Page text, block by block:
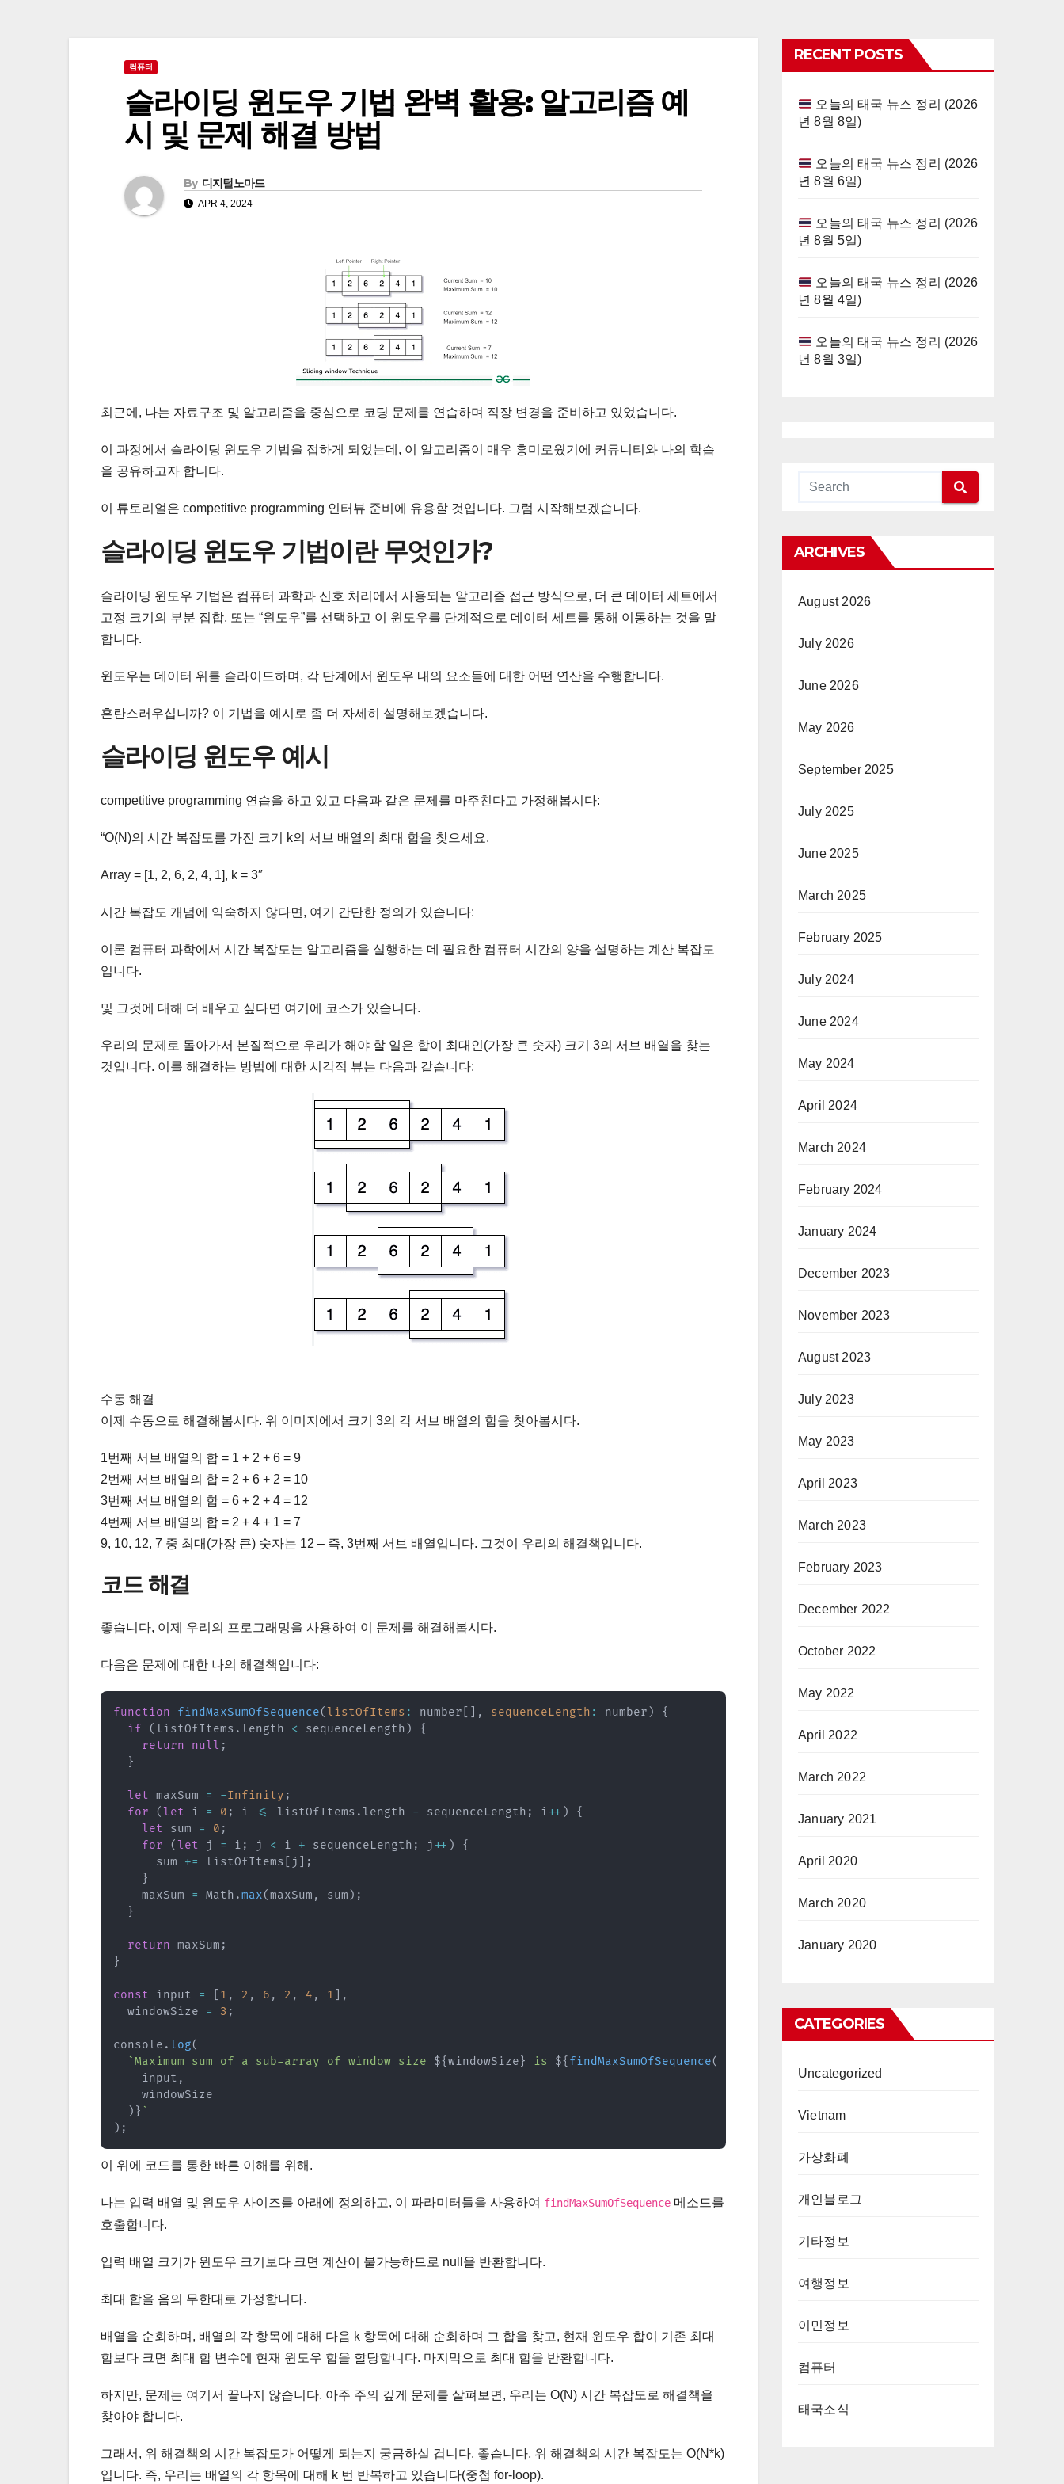
컴퓨터
슬라이딩 윈도우 기법 완벽 활용: 알고리즘 예
시 및 문제 해결 방법
By 디지털노마드
APR 4, 2024
최근에, 나는 자료구조 및 알고리즘을 중심으로 코딩 문제를 연습하며 직장 변경을 준비하고 있었습니다.
이 과정에서 슬라이딩 윈도우 기법을 접하게 되었는데, 이 알고리즘이 매우 흥미로웠기에 커뮤니티와 나의 학습
을 공유하고자 합니다.
이 튜토리얼은 competitive programming 인터뷰 준비에 유용할 것입니다. 그럼 시작해보겠습니다.
슬라이딩 윈도우 기법이란 무엇인가?
슬라이딩 윈도우 기법은 컴퓨터 과학과 신호 처리에서 사용되는 알고리즘 접근 방식으로, 더 큰 데이터 세트에서
고정 크기의 부분 집합, 또는 “윈도우”를 선택하고 이 윈도우를 단계적으로 데이터 세트를 통해 이동하는 것을 말
합니다.
윈도우는 데이터 위를 슬라이드하며, 각 단계에서 윈도우 내의 요소들에 대한 어떤 연산을 수행합니다.
혼란스러우십니까? 이 기법을 예시로 좀 더 자세히 설명해보겠습니다.
슬라이딩 윈도우 예시
competitive programming 연습을 하고 있고 다음과 같은 문제를 마주친다고 가정해봅시다:
“O(N)의 시간 복잡도를 가진 크기 k의 서브 배열의 최대 합을 찾으세요.
Array = [1, 2, 6, 2, 4, 1], k = 3″
시간 복잡도 개념에 익숙하지 않다면, 여기 간단한 정의가 있습니다:
이론 컴퓨터 과학에서 시간 복잡도는 알고리즘을 실행하는 데 필요한 컴퓨터 시간의 양을 설명하는 계산 복잡도
입니다.
및 그것에 대해 더 배우고 싶다면 여기에 코스가 있습니다.
우리의 문제로 돌아가서 본질적으로 우리가 해야 할 일은 합이 최대인(가장 큰 숫자) 크기 3의 서브 배열을 찾는
것입니다. 이를 해결하는 방법에 대한 시각적 뷰는 다음과 같습니다:
수동 해결
이제 수동으로 해결해봅시다. 위 이미지에서 크기 3의 각 서브 배열의 합을 찾아봅시다.
1번째 서브 배열의 합 = 1 + 2 + 6 = 9
2번째 서브 배열의 합 = 2 + 6 + 2 = 10
3번째 서브 배열의 합 = 6 + 2 + 4 = 12
4번째 서브 배열의 합 = 2 + 4 + 1 = 7
9, 10, 12, 7 중 최대(가장 큰) 숫자는 12 – 즉, 3번째 서브 배열입니다. 그것이 우리의 해결책입니다.
코드 해결
좋습니다, 이제 우리의 프로그래밍을 사용하여 이 문제를 해결해봅시다.
다음은 문제에 대한 나의 해결책입니다:
function findMaxSumOfSequence(listOfItems : number , sequenceLength : number )
{
if
( listOfItems . length < sequenceLength )
{
return
null ;
}
let maxSum = -Infinity ;
for
( let i = 0 ; i <= listOfItems . length - sequenceLength ; i++ )
{
let sum = 0 ;
for
( let j = i ; j < i + sequenceLength ; j ++ )
{
      sum
+= listOfItems j
;
}
    maxSum
= Math .max(maxSum , sum ) ;
}
return maxSum ;
}
const input = 1 , 2 , 6 , 2 , 4 , 1
,
  windowSize
= 3 ;
console .log(
`Maximum sum of a sub-array of window size ${windowSize } is ${ findMaxSumOfSequence(
    input
,
    windowSize
) } `
) ;
이 위에 코드를 통한 빠른 이해를 위해.
나는 입력 배열 및 윈도우 사이즈를 아래에 정의하고, 이 파라미터들을 사용하여 findMaxSumOfSequence 메소드를
호출합니다.
입력 배열 크기가 윈도우 크기보다 크면 계산이 불가능하므로 null을 반환합니다.
최대 합을 음의 무한대로 가정합니다.
배열을 순회하며, 배열의 각 항목에 대해 다음 k 항목에 대해 순회하며 그 합을 찾고, 현재 윈도우 합이 기존 최대
합보다 크면 최대 합 변수에 현재 윈도우 합을 할당합니다. 마지막으로 최대 합을 반환합니다.
하지만, 문제는 여기서 끝나지 않습니다. 아주 주의 깊게 문제를 살펴보면, 우리는 O(N) 시간 복잡도로 해결책을
찾아야 합니다.
그래서, 위 해결책의 시간 복잡도가 어떻게 되는지 궁금하실 겁니다. 좋습니다, 위 해결책의 시간 복잡도는 O(N*k)
입니다. 즉, 우리는 배열의 각 항목에 대해 k 번 반복하고 있습니다(중첩 for-loop).
RECENT POSTS
오늘의 태국 뉴스 정리 (2026
년 8월 8일)
오늘의 태국 뉴스 정리 (2026
년 8월 6일)
오늘의 태국 뉴스 정리 (2026
년 8월 5일)
오늘의 태국 뉴스 정리 (2026
년 8월 4일)
오늘의 태국 뉴스 정리 (2026
년 8월 3일)
ARCHIVES
August 2026
July 2026
June 2026
May 2026
September 2025
July 2025
June 2025
March 2025
February 2025
July 2024
June 2024
May 2024
April 2024
March 2024
February 2024
January 2024
December 2023
November 2023
August 2023
July 2023
May 2023
April 2023
March 2023
February 2023
December 2022
October 2022
May 2022
April 2022
March 2022
January 2021
April 2020
March 2020
January 2020
CATEGORIES
Uncategorized
Vietnam
가상화폐
개인블로그
기타정보
여행정보
이민정보
컴퓨터
태국소식